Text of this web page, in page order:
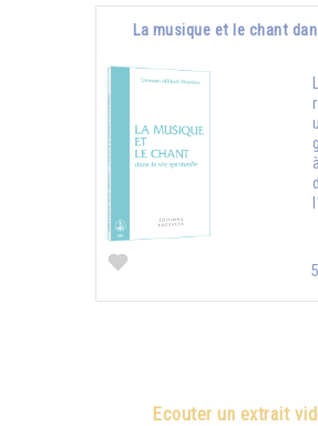
La musique et le chant
Ecouter un extrait